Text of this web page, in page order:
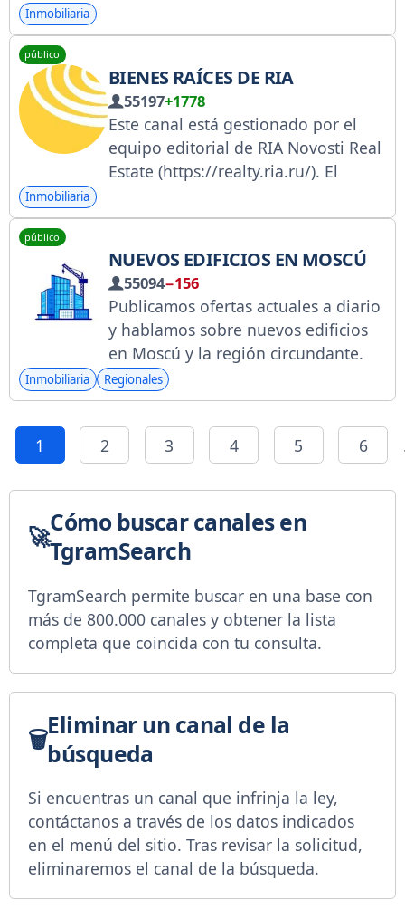
Roskomnadzor:
@stroiteli_moskva. Chatea con
@Kommerch. Comunicaciones y
publicidad en @Diverom.
Inmobiliaria
público
BIENES RAÍCES DE RIA
55197+1778
Este canal está gestionado por el
equipo editorial de RIA Novosti Real
Estate (https://realty.ria.ru/). El
presenta las noticias más
entorno urbano, arquitectura,
vivienda y servicios públicos.
https://www.gosuslugi.ru/snet/678b
d62258ab2221b0a53728 Contacto:
@olganabatnikova
Inmobiliaria
público
NUEVOS EDIFICIOS EN MOSCÚ
55094−156
Publicamos ofertas actuales a diario
y hablamos sobre nuevos edificios
en Moscú y la región circundante.
Enlace del canal:
https://t.me/+q0bp_YVDcts3OTgy
Encuentra tu apartamento en
kupita.novostroy-v-moskve.rf
Regístrate en Roskomnadzor:
https://clck.ru/3UEs8y
Inmobiliaria Regionales
1 2 3 4 5 6
Cómo buscar canales en
TgramSearch
TgramSearch permite buscar en una base con
más de 800.000 canales y obtener la lista
completa que coincida con tu consulta.
Eliminar un canal de la
búsqueda
Si encuentras un canal que infrinja la ley,
contáctanos a través de los datos indicados
en el menú del sitio. Tras revisar la solicitud,
eliminaremos el canal de la búsqueda.